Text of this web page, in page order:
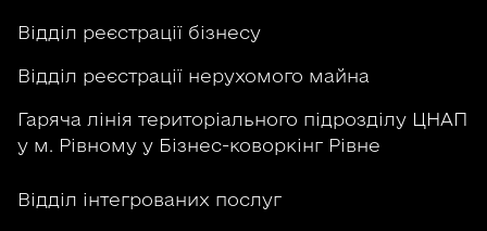
Відділ реєстрації бізнесу
Відділ реєстрації нерухомого майна
Гаряча лінія територіального підрозділу ЦНАП
у м. Рівному у Бізнес-коворкінг Рівне
Відділ інтегрованих послуг